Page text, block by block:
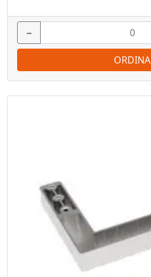
−
ORDINA